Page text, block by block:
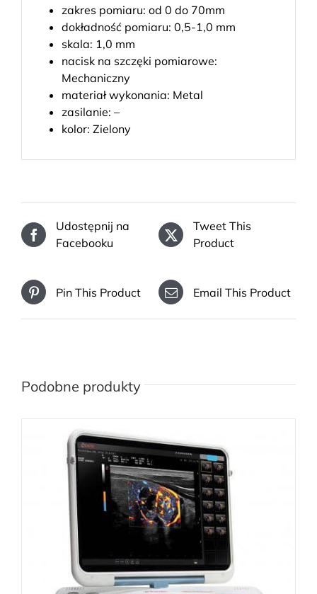
zakres pomiaru: od 0 do 70mm
dokładność pomiaru: 0,5-1,0 mm
skala: 1,0 mm
nacisk na szczęki pomiarowe:
Mechaniczny
materiał wykonania: Metal
zasilanie: –
kolor: Zielony
Udostępnij na
Facebooku
Tweet This
Product
Pin This Product Email This Product
Podobne produkty